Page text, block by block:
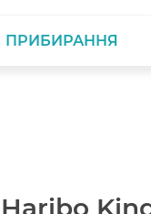
ПРИБИРАННЯ
Haribo